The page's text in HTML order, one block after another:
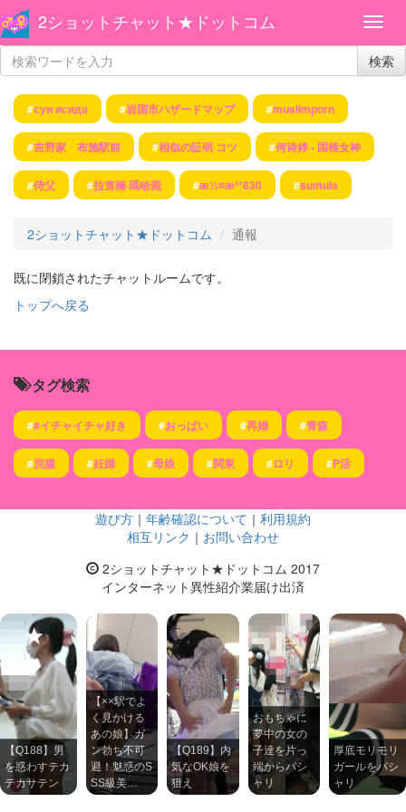
2ショットチャット★ドットコム
検索
#суи исида #岩国市ハザードマップ #muslimporn
#吉野家 布施駅前 #相似の証明 コツ #何诗婷 - 国模女神
#侍父 #拉查楠·瑪哈菀 #æ½¤æ³°830 #sumula
2ショットチャット★ドットコム 通報
既に閉鎖されたチャットルームです。
トップへ戻る
タグ検索
##イチャイチャ好き #おっぱい #再婚 #青森
#浣腸 #妊婦 #母娘 #関東 #ロリ #P活
遊び方 ｜ 年齢確認について ｜ 利用規約
相互リンク ｜ お問い合わせ
2ショットチャット★ドットコム 2017
インターネット異性紹介業届け出済
【Q188】男
を惑わすテカ
テカサテン
【××駅でよ
く見かける
あの娘】ガ
ン勃ち不可
避！魅惑のS
SS級美…
【Q189】内
気なOK娘を
狙え
おもちゃに
夢中の女の
子達を片っ
端からパシ
ャリ
厚底モリモリ
ガールをパシ
ャリ